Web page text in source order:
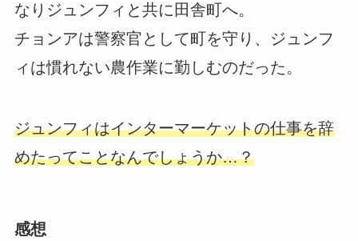
なりジュンフィと共に田舎町へ。
チョンアは警察官として町を守り、ジュンフ
ィは慣れない農作業に勤しむのだった。
ジュンフィはインターマーケットの仕事を辞
めたってことなんでしょうか…？
感想